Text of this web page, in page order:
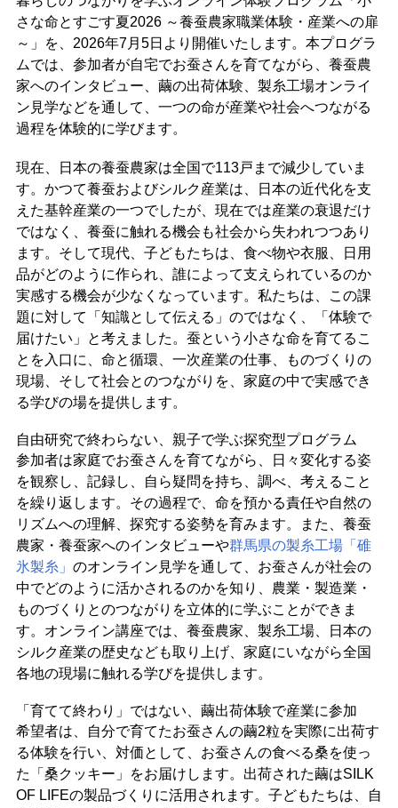
さな命とすごす夏2026 ～養蚕農家職業体験・産業への扉
～」を、2026年7月5日より開催いたします。本プログラ
ムでは、参加者が自宅でお蚕さんを育てながら、養蚕農
家へのインタビュー、繭の出荷体験、製糸工場オンライ
ン見学などを通して、一つの命が産業や社会へつながる
過程を体験的に学びます。
現在、日本の養蚕農家は全国で113戸まで減少していま
す。かつて養蚕およびシルク産業は、日本の近代化を支
えた基幹産業の一つでしたが、現在では産業の衰退だけ
ではなく、養蚕に触れる機会も社会から失われつつあり
ます。そして現代、子どもたちは、食べ物や衣服、日用
品がどのように作られ、誰によって支えられているのか
実感する機会が少なくなっています。私たちは、この課
題に対して「知識として伝える」のではなく、「体験で
届けたい」と考えました。蚕という小さな命を育てるこ
とを入口に、命と循環、一次産業の仕事、ものづくりの
現場、そして社会とのつながりを、家庭の中で実感でき
る学びの場を提供します。
自由研究で終わらない、親子で学ぶ探究型プログラム
参加者は家庭でお蚕さんを育てながら、日々変化する姿
を観察し、記録し、自ら疑問を持ち、調べ、考えること
を繰り返します。その過程で、命を預かる責任や自然の
リズムへの理解、探究する姿勢を育みます。また、養蚕
農家・養蚕家へのインタビューや群馬県の製糸工場「碓
氷製糸」 のオンライン見学を通して、お蚕さんが社会の
中でどのように活かされるのかを知り、農業・製造業・
ものづくりとのつながりを立体的に学ぶことができま
す。オンライン講座では、養蚕農家、製糸工場、日本の
シルク産業の歴史なども取り上げ、家庭にいながら全国
各地の現場に触れる学びを提供します。
「育てて終わり」ではない、繭出荷体験で産業に参加
希望者は、自分で育てたお蚕さんの繭2粒を実際に出荷す
る体験を行い、対価として、お蚕さんの食べる桑を使っ
た「桑クッキー」をお届けします。出荷された繭はSILK
OF LIFEの製品づくりに活用されます。子どもたちは、自